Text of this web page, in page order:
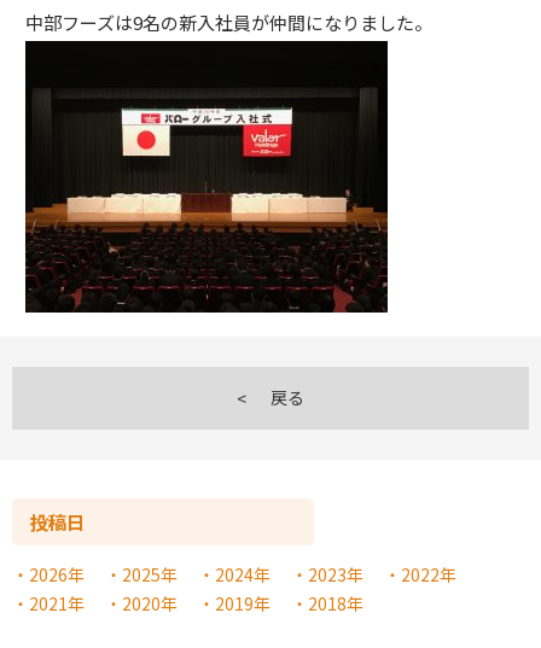
中部フーズは9名の新入社員が仲間になりました。
投稿日
2026年 2025年 2024年 2023年
2022年
2021年
2020年 2019年 2018年
戻る